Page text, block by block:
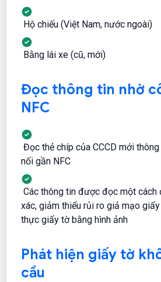
Hộ chiếu (Việt Nam, nước ngoài)
Bằng lái xe (cũ, mới)
Đọc thông tin nhờ
NFC
Đọc thẻ chíp của CCCD mới
nối gần NFC
Các thông tin được đọc một cách
xác, giảm thiểu rủi ro giả mạo
thực giấy tờ bằng hình ảnh
Phát hiện giấy tờ
cầu